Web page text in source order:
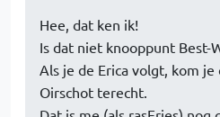
Hee, dat ken ik!
Is dat niet knooppunt Best-
Als je de Erica volgt, kom je
Oirschot terecht.